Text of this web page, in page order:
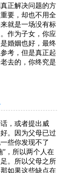
正解决问题的方
要，却也不用全
就是一场没有标
作为子女，你应
婚姻也好，最终
考，但是真正起
去的，你终究是
，或者提出威
。因为父母已过
些你发现不了
，所以两个人在
。所以父母之所
如果这些缺点在